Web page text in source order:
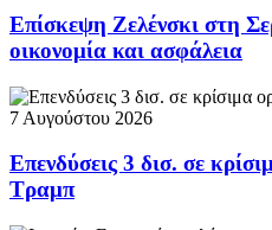
Επίσκεψη Ζελένσκι στη
οικονομία και ασφάλεια
7 Αυγούστου 2026
Επενδύσεις 3 δισ. σε
Τραμπ